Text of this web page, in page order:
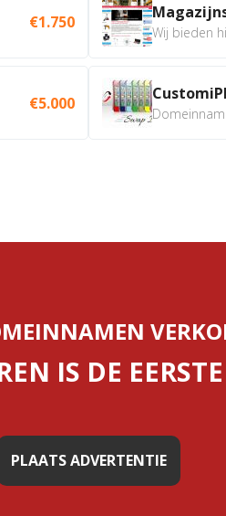
€1.750
€5.000
Wij bieden
IS DE
PLAATS ADVERTENTIE